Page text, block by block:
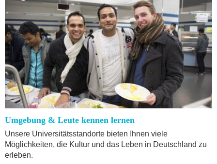
Umgebung & Leute kennen lernen
Unsere Universitätsstandorte bieten Ihnen viele
Möglichkeiten, die Kultur und das Leben in Deutschland zu
erleben.